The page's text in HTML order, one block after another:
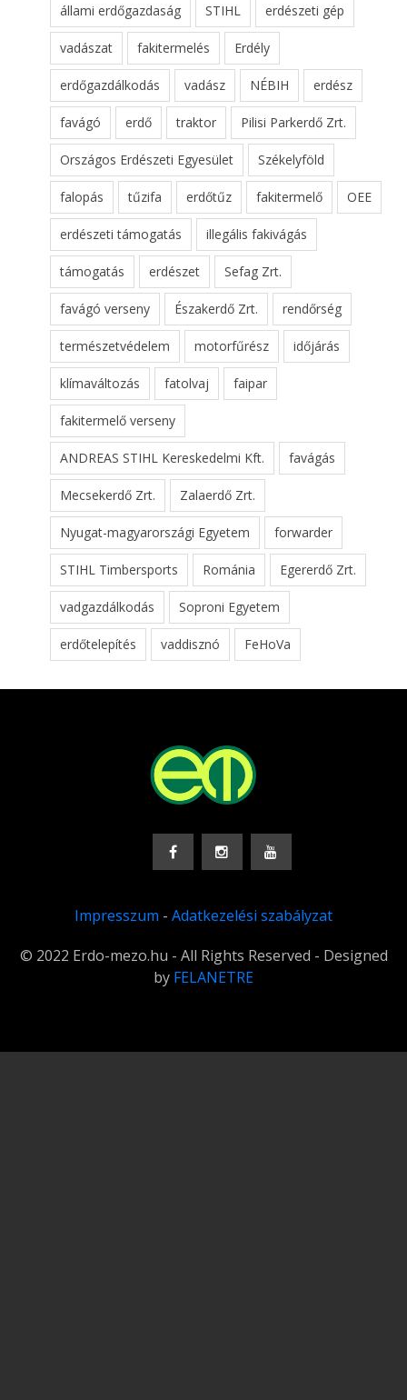
állami erdőgazdaság STIHL erdészeti gép
vadászat fakitermelés Erdély
erdőgazdálkodás vadász NÉBIH erdész
favágó erdő traktor Pilisi Parkerdő Zrt.
Országos Erdészeti Egyesület Székelyföld
falopás tűzifa erdőtűz fakitermelő OEE
erdészeti támogatás illegális fakivágás
támogatás erdészet Sefag Zrt.
favágó verseny Északerdő Zrt. rendőrség
természetvédelem motorfűrész időjárás
klímaváltozás fatolvaj faipar
fakitermelő verseny
ANDREAS STIHL Kereskedelmi Kft. favágás
Mecsekerdő Zrt. Zalaerdő Zrt.
Nyugat-magyarországi Egyetem forwarder
STIHL Timbersports Románia Egererdő Zrt.
vadgazdálkodás Soproni Egyetem
erdőtelepítés vaddisznó FeHoVa
Impresszum - Adatkezelési szabályzat
© 2022 Erdo-mezo.hu - All Rights Reserved - Designed
by FELANETRE